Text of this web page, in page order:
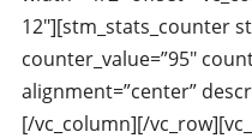
12″][stm_stats_counter
counter_value=”95″
alignment=”center”
[/vc_column][/